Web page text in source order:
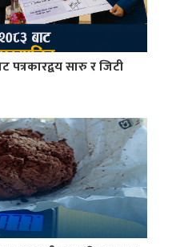
पत्रकारद्वय सारु र जिटी